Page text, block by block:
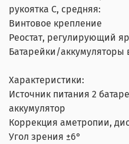
рукоятка C, средняя:
Винтовое крепление
Реостат, регулирующий
Батарейки/аккумуляторы
Характеристики:
Источник питания 2
аккумулятор
Коррекция аметропии,
Угол зрения ±6°